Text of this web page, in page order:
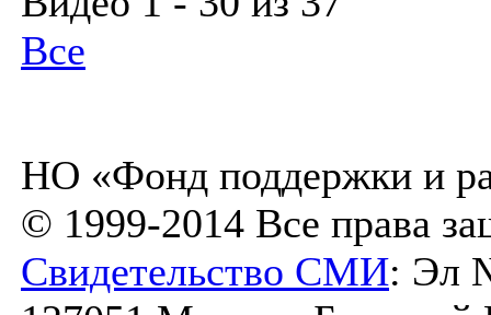
Все
НО «Фонд поддержки и
© 1999-2014 Все права
Свидетельство СМИ: Эл